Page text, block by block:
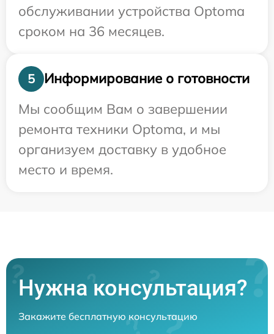
обслуживании устройства Optoma
сроком на 36 месяцев.
5
Информирование о готовности
Мы сообщим Вам о завершении
ремонта техники Optoma, и мы
организуем доставку в удобное
место и время.
Нужна консультация?
Закажите бесплатную консультацию